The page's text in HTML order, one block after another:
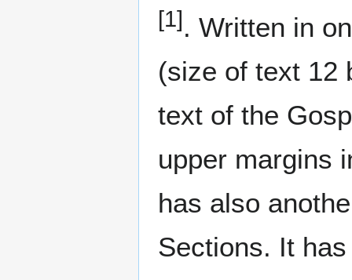
[1] . Written in
(size of text 12
text of the
upper margins
has also
Sections. It